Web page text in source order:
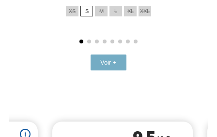
XS S M L XL XXL
Voir +